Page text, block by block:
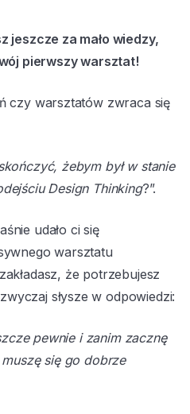
jeszcze za mało wiedzy,
pierwszy warsztat!
czy warsztatów zwraca się
żebym był w stanie
Design Thinking?”.
udało ci się
warsztatu
że potrzebujesz
słysze w odpowiedzi:
pewnie i zanim zacznę
się go dobrze